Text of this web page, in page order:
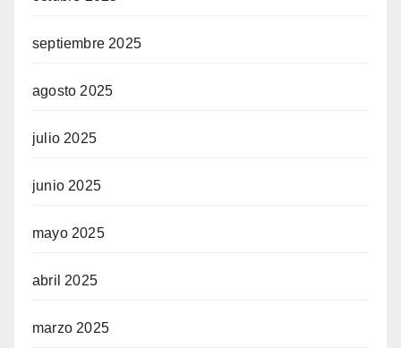
septiembre 2025
agosto 2025
julio 2025
junio 2025
mayo 2025
abril 2025
marzo 2025